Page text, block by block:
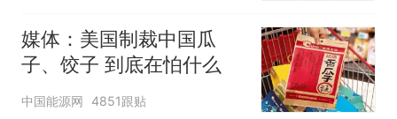
人生
媒体：美国制裁中国瓜
子、饺子 到底在怕什么
中国能源网 4851跟贴